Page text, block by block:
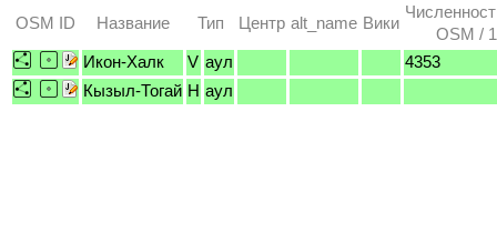
OSM ID Название Тип Центр alt_name Вики
OSM /
Икон-Халк
V аул
4353
Кызыл-Тогай H аул